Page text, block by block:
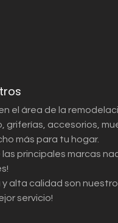
el área de la
griferías, accesorios,
más para tu hogar.
las principales marcas
alta calidad son
servicio!